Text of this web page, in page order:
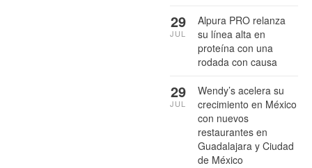
Alpura PRO relanza
su línea alta en
proteína con una
rodada con causa
29
JUL
Wendy’s acelera su
crecimiento en México
con nuevos
restaurantes en
Guadalajara y Ciudad
de México
29
JUL